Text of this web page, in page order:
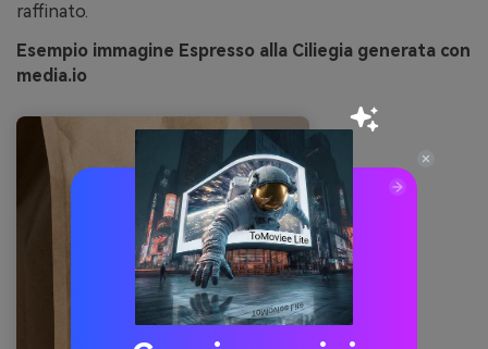
raffinato.
Esempio immagine Espresso alla Ciliegia generata con
media.io